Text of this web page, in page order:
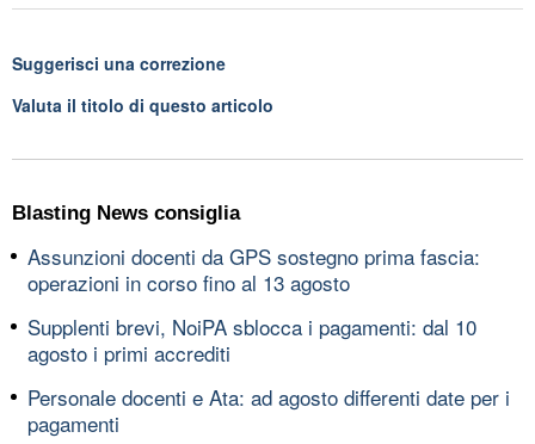
Suggerisci una correzione
Valuta il titolo di questo articolo
Blasting News consiglia
Assunzioni docenti da GPS sostegno prima fascia:
operazioni in corso fino al 13 agosto
Supplenti brevi, NoiPA sblocca i pagamenti: dal 10
agosto i primi accrediti
Personale docenti e Ata: ad agosto differenti date per i
pagamenti